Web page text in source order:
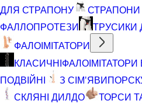
ДЛЯ СТРАПОНУ
СТРАПОНИ
ФАЛЛОПРОТЕЗИ
ТРУСИКИ
ФАЛОІМІТАТОРИ
КЛАСИЧНІФАЛОІМІТАТОРИ
ПОДВІЙНІ
З
СКЛЯНІ ДИЛДО
ТОРСИ